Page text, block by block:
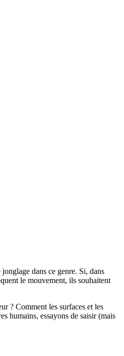
dans ce genre. Si, dans
le mouvement, ils souhaitent
? Comment les surfaces et les
humains, essayons de saisir (mais